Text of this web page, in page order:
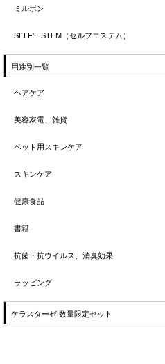
ミルボン
SELF'E STEM（セルフエステム）
用途別一覧
ヘアケア
美容家電、雑貨
ペット用スキンケア
スキンケア
健康食品
書籍
抗菌・抗ウイルス、消臭効果
ラッピング
ケラスターゼ 数量限定セット